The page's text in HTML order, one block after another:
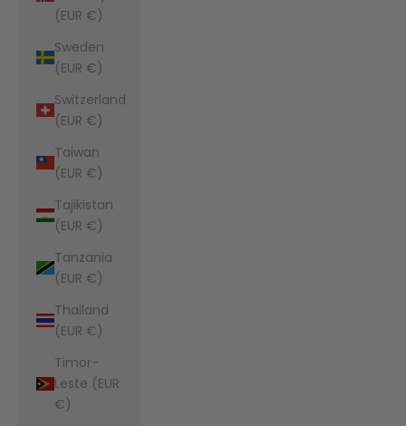
(EUR €)
Sweden
(EUR €)
Switzerland
(EUR €)
Taiwan
(EUR €)
Tajikistan
(EUR €)
Tanzania
(EUR €)
Thailand
(EUR €)
Timor-
Leste (EUR
€)